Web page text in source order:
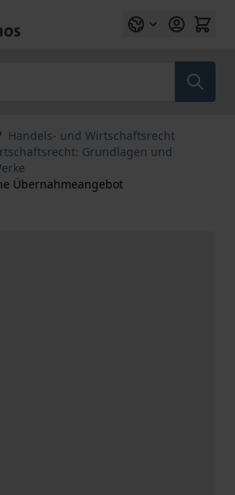
Handels- und Wirtschaftsrecht
Grundlagen und
Übernahmeangebot